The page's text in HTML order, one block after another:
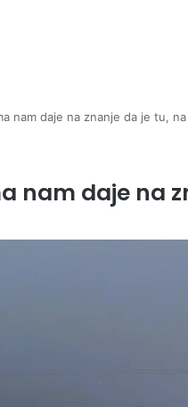
nam daje na znanje da je tu,
nam daje na